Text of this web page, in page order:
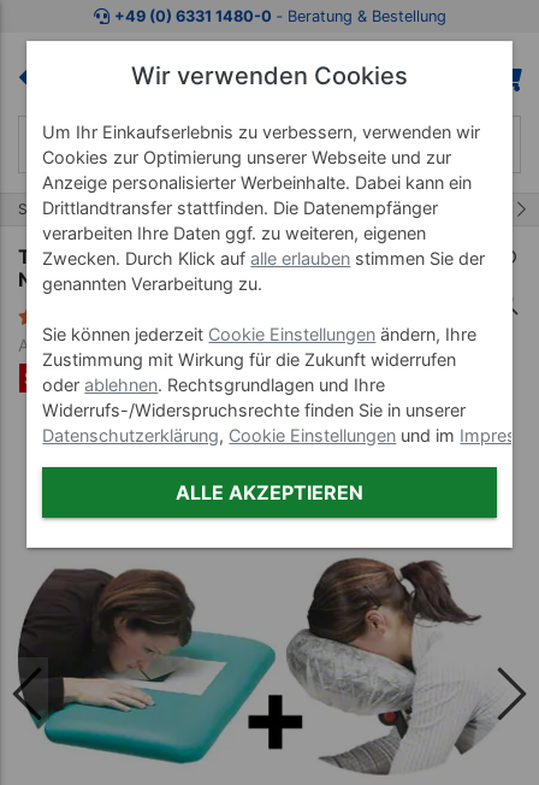
Zum Kaufbereich springen Zur Produktbeschreibung
+49 (0) 6331 1480-0 ‐ Beratung & Bestellung
Start Nasenschlitztuch
Testpaket Hygieneüberzug und
Nasenschlitztücher-Set je 100 Stück
Art-Nr. 23453
SET %
Wir verwenden Cookies
Um Ihr Einkaufserlebnis zu verbessern, verwenden wir
Cookies zur Optimierung unserer Webseite und zur
Anzeige personalisierter Werbeinhalte. Dabei kann ein
Drittlandtransfer stattfinden. Die Datenempfänger
verarbeiten Ihre Daten ggf. zu weiteren, eigenen
Zwecken. Durch Klick aufalle erlauben stimmen Sie der
genannten Verarbeitung zu.
Sie können jederzeit Cookie Einstellungen ändern, Ihre
Zustimmung mit Wirkung für die Zukunft widerrufen
oderablehnen. Rechtsgrundlagen und Ihre
Widerrufs-/Widerspruchsrechte finden Sie in unserer
Datenschutzerklärung, Cookie Einstellungen und im
ALLE AKZEPTIEREN